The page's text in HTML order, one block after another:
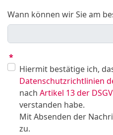
Wann können wir Sie am
*
Hiermit bestätige ich,
Datenschutzrichtlinien
nach Artikel 13 der
verstanden habe.
Mit Absenden der
zu.